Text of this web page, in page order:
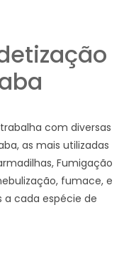
com diversas
as mais utilizadas
Fumigação
fumace, e
a cada espécie de